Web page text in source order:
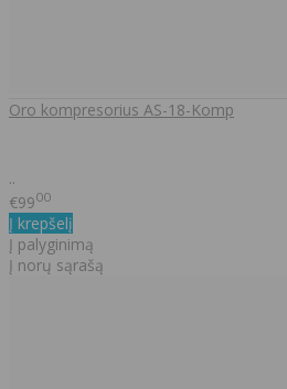
Oro kompresorius AS-18-Komp
..
€9900
Į krepšelį
Į palyginimą
Į norų sąrašą